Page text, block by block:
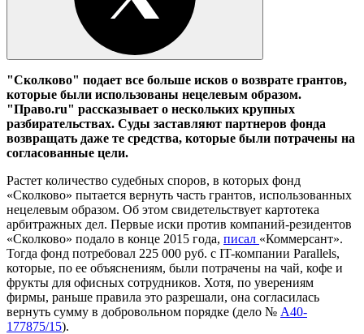
"Сколково" подает все больше исков о возврате грантов,
которые были использованы нецелевым образом.
"Право.ru" рассказывает о нескольких крупных
разбирательствах. Суды заставляют партнеров фонда
возвращать даже те средства, которые были потрачены на
согласованные цели.
Растет количество судебных споров, в которых фонд
«Сколково» пытается вернуть часть грантов, использованных
нецелевым образом. Об этом свидетельствует картотека
арбитражных дел. Первые иски против компаний-резидентов
«Сколково» подало в конце 2015 года, писал «Коммерсант».
Тогда фонд потребовал 225 000 руб. с IT-компании Parallels,
которые, по ее объяснениям, были потрачены на чай, кофе и
фрукты для офисных сотрудников. Хотя, по уверениям
фирмы, раньше правила это разрешали, она согласилась
вернуть сумму в добровольном порядке (дело № А40-
177875/15).